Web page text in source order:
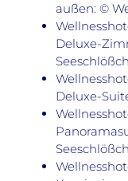
außen: ©
Deluxe-
Deluxe-